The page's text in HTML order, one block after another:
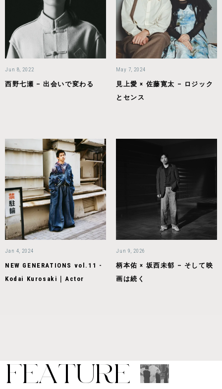
Jun 8, 2022
西野七瀬 – 出会いで変わる
May 7, 2024
見上愛 × 佐藤寛太 – ロジック
とセンス
Jan 4, 2024
NEW GENERATIONS vol.11 -
Kodai Kurosaki｜Actor
Jun 9, 2026
柄本佑 × 坂西未郁 – そして映
画は続く
FEATURE